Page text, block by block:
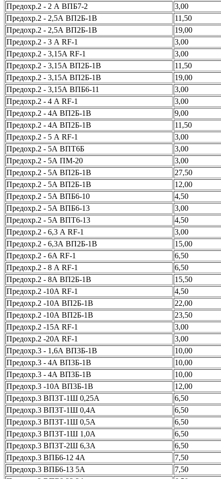
Предохр.2 - 2 А ВПБ7-2
3,00
Предохр.2 - 2,5А ВП2Б-1В
11,50
Предохр.2 - 2,5А ВП2Б-1В
19,00
Предохр.2 - 3 А RF-1
3,00
Предохр.2 - 3,15А RF-1
3,00
Предохр.2 - 3,15А ВП2Б-1В
11,50
Предохр.2 - 3,15А ВП2Б-1В
19,00
Предохр.2 - 3,15А ВПБ6-11
3,00
Предохр.2 - 4 А RF-1
3,00
Предохр.2 - 4А ВП2Б-1В
9,00
Предохр.2 - 4А ВП2Б-1В
11,50
Предохр.2 - 5 А RF-1
3,00
Предохр.2 - 5А ВПТ6Б
3,00
Предохр.2 - 5А ПМ-20
3,00
Предохр.2 - 5А ВП2Б-1В
27,50
Предохр.2 - 5А ВП2Б-1В
12,00
Предохр.2 - 5А ВПБ6-10
4,50
Предохр.2 - 5А ВПБ6-13
3,00
Предохр.2 - 5А ВПТ6-13
4,50
Предохр.2 - 6,3 А RF-1
3,00
Предохр.2 - 6,3А ВП2Б-1В
15,00
Предохр.2 - 6А RF-1
6,50
Предохр.2 - 8 А RF-1
6,50
Предохр.2 - 8А ВП2Б-1В
15,50
Предохр.2 -10А RF-1
4,50
Предохр.2 -10А ВП2Б-1В
22,00
Предохр.2 -10А ВП2Б-1В
23,50
Предохр.2 -15А RF-1
3,00
Предохр.2 -20А RF-1
3,00
Предохр.3 - 1,6А ВП3Б-1В
10,00
Предохр.3 - 4А ВП3Б-1В
10,00
Предохр.3 - 4А ВП3Б-1В
10,00
Предохр.3 -10А ВП3Б-1В
12,00
Предохр.3 ВП3Т-1Ш 0,25А
6,50
Предохр.3 ВП3Т-1Ш 0,4А
6,50
Предохр.3 ВП3Т-1Ш 0,5А
6,50
Предохр.3 ВП3Т-1Ш 1,0А
6,50
Предохр.3 ВП3Т-2Ш 6,3А
6,50
Предохр.3 ВПБ6-12 4А
7,50
Предохр.3 ВПБ6-13 5А
7,50